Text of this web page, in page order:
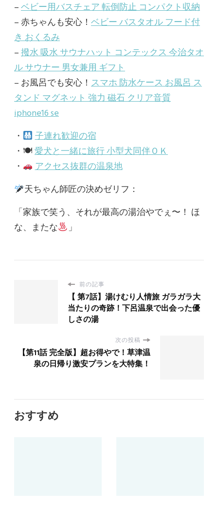
–ベビー用バスチェア 転倒防止 コンパクト収納
– 赤ちゃんも安心！ ベビー バスタオル フード付
き おくるみ
–撥水 吸水 サウナハット コンテックス 今治タオ
ル サウナー 男女兼用 ギフト
– お風呂でも安心！ スマホ 防水ケース お風呂 ス
タンド マグネット 強力 磁石 クリア音質
iphone16 se
・
子連れ歓迎の宿
・🍽愛犬と一緒に旅行 小型犬同伴ＯＫ
・
アクセス抜群の温泉地
天ちゃん師匠の決めゼリフ：
「家族で笑う、それが最高の湯治やでぇ〜！ ほ
な、またな
」
前の記事
【 第7話】湯けむり人情旅 ガラガラ大
当たりの奇跡！下呂温泉で出会った優
しさの湯
次の投稿
【第11話 完全版】超お得やで！草津温
泉の日帰り激安プランを大特集！
おすすめ